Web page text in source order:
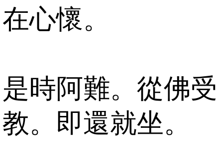
在心懷。
是時阿難。從佛受
教。即還就坐。